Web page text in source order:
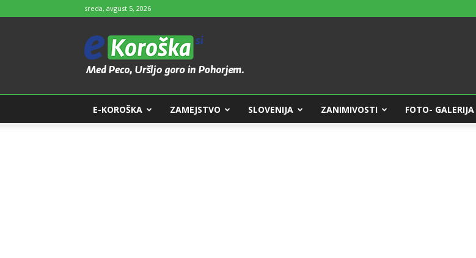
sreda, avgust 5, 2026
e-
Koroška
E-KOROŠKA ZAMEJSTVO SLOVENIJA ZANIMIVOSTI FOTO- GALERIJA